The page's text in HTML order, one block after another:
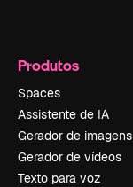
Produtos
Spaces
Assistente de IA
Gerador de imagens
Gerador de vídeos
Texto para voz